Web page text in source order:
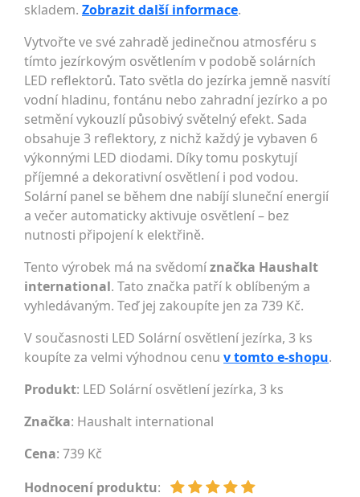
skladem. Zobrazit další informace.
Vytvořte ve své zahradě jedinečnou atmosféru s
tímto jezírkovým osvětlením v podobě solárních
LED reflektorů. Tato světla do jezírka jemně nasvítí
vodní hladinu, fontánu nebo zahradní jezírko a po
setmění vykouzlí působivý světelný efekt. Sada
obsahuje 3 reflektory, z nichž každý je vybaven 6
výkonnými LED diodami. Díky tomu poskytují
příjemné a dekorativní osvětlení i pod vodou.
Solární panel se během dne nabíjí sluneční energií
a večer automaticky aktivuje osvětlení – bez
nutnosti připojení k elektřině.
Tento výrobek má na svědomíznačka Haushalt
international. Tato značka patří k oblíbeným a
vyhledávaným. Teď jej zakoupíte jen za 739 Kč.
V současnosti LED Solární osvětlení jezírka, 3 ks
koupíte za velmi výhodnou cenu v tomto e-shopu.
Produkt: LED Solární osvětlení jezírka, 3 ks
Značka: Haushalt international
Cena: 739 Kč
Hodnocení produktu: